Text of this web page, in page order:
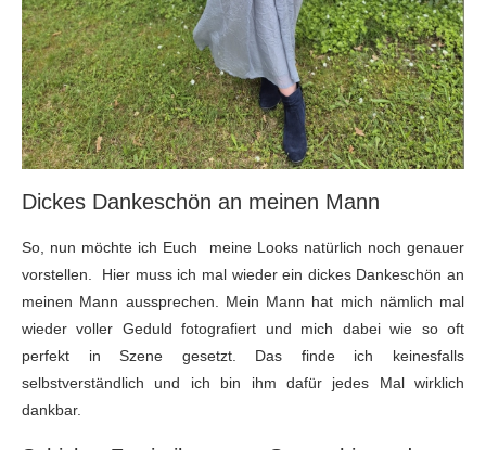
Dickes Dankeschön an meinen Mann
So, nun möchte ich Euch meine Looks natürlich noch genauer
vorstellen. Hier muss ich mal wieder ein dickes Dankeschön an
meinen Mann aussprechen. Mein Mann hat mich nämlich mal
wieder voller Geduld fotografiert und mich dabei wie so oft
perfekt in Szene gesetzt. Das finde ich keinesfalls
selbstverständlich und ich bin ihm dafür jedes Mal wirklich
dankbar.